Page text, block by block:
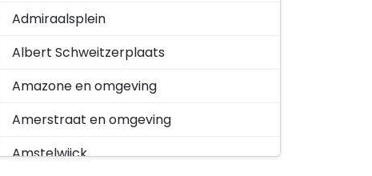
Admiraalsplein
Albert Schweitzerplaats
Amazone en omgeving
Amerstraat en omgeving
Amstelwijck